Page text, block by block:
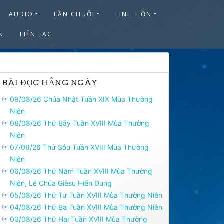
AUDIO LẦN CHUỖI LINH HỒN
LIÊN LẠC
BÀI ĐỌC HẰNG NGÀY
09/08/26 Chúa Nhật Tuần XIX Mùa Thường
Niên
08/08/26 Thứ Bảy Tuần XVIII Mùa Thường
Niên
07/08/26 Thứ Sáu Tuần XVIII Mùa Thường
Niên
06/08/26 Thứ Năm Tuần XVIII Mùa Thường
Niên, Lễ Chúa Giêsu Hiển Dung
05/08/26 Thứ Tư Tuần XVIII Mùa Thường Niên
04/08/26 Thứ Ba Tuần XVIII Mùa Thường Niên
03/08/26 Thứ Hai Tuần XVIII Mùa Thường